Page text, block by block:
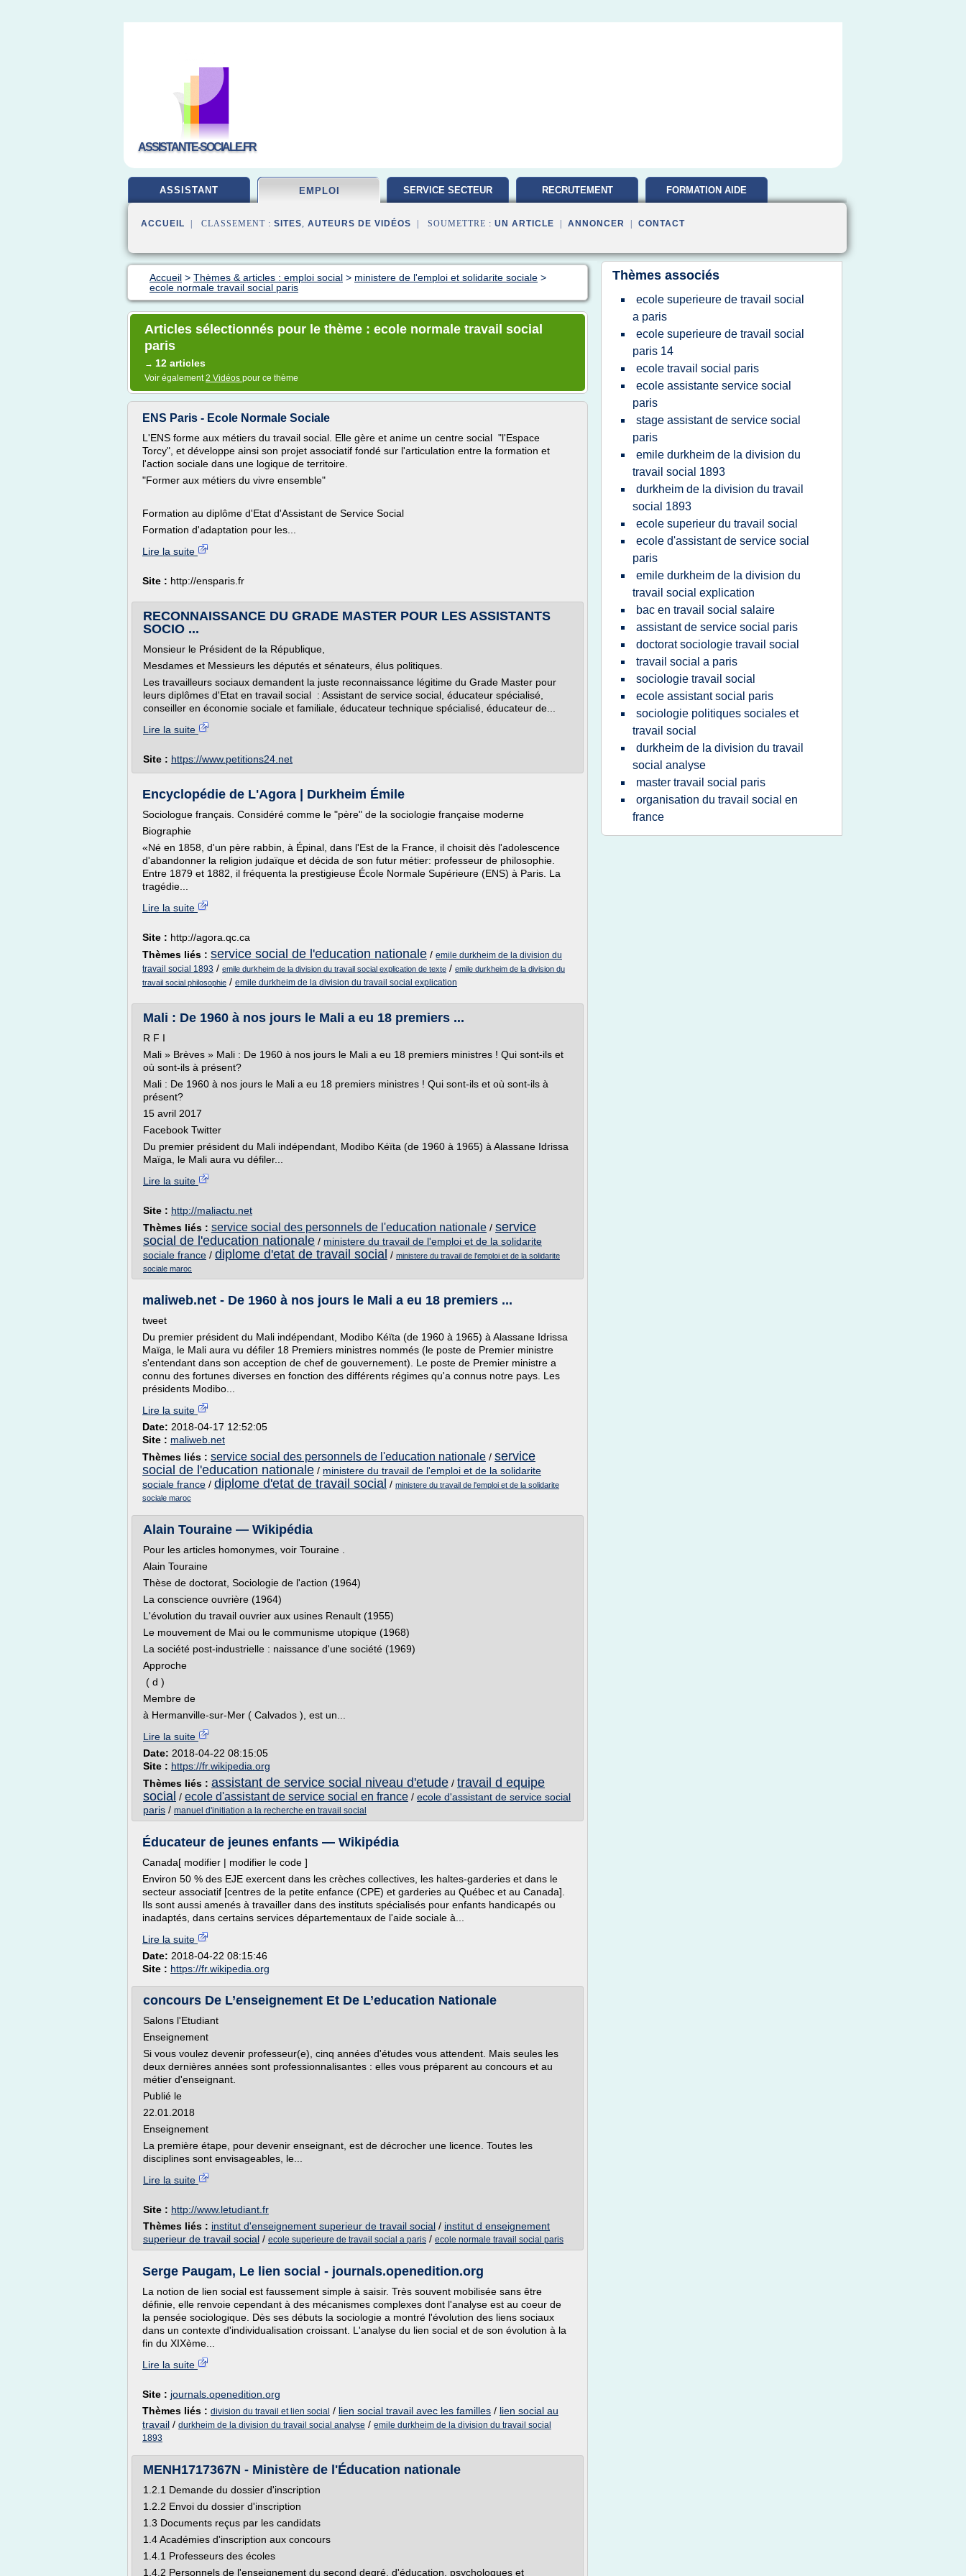
ASSISTANTE-SOCIALE.FR
ASSISTANT EMPLOI SERVICE SECTEUR RECRUTEMENT FORMATION AIDE
ACCUEIL | CLASSEMENT : SITES, AUTEURS DE VIDÉOS | SOUMETTRE : UN ARTICLE ANNONCER CONTACT
Accueil > Thèmes & articles : emploi social > ministere de l'emploi et solidarite sociale >
ecole normale travail social paris
Articles sélectionnés pour le thème : ecole normale travail social
paris
→ 12 articles
Voir également2 Vidéos pour ce thème
ENS Paris - Ecole Normale Sociale
L'ENS forme aux métiers du travail social. Elle gère et anime un centre social "l'Espace
Torcy", et développe ainsi son projet associatif fondé sur l'articulation entre la formation et
l'action sociale dans une logique de territoire.
"Former aux métiers du vivre ensemble"
Formation au diplôme d'Etat d'Assistant de Service Social
Formation d'adaptation pour les...
Lire la suite
Site : http://ensparis.fr
RECONNAISSANCE DU GRADE MASTER POUR LES ASSISTANTS
SOCIO ...
Monsieur le Président de la République,
Mesdames et Messieurs les députés et sénateurs, élus politiques.
Les travailleurs sociaux demandent la juste reconnaissance légitime du Grade Master pour
leurs diplômes d'Etat en travail social : Assistant de service social, éducateur spécialisé,
conseiller en économie sociale et familiale, éducateur technique spécialisé, éducateur de...
Lire la suite
Site : https://www.petitions24.net
Encyclopédie de L'Agora | Durkheim Émile
Sociologue français. Considéré comme le "père" de la sociologie française moderne
Biographie
«Né en 1858, d'un père rabbin, à Épinal, dans l'Est de la France, il choisit dès l'adolescence
d'abandonner la religion judaïque et décida de son futur métier: professeur de philosophie.
Entre 1879 et 1882, il fréquenta la prestigieuse École Normale Supérieure (ENS) à Paris. La
tragédie...
Lire la suite
Site : http://agora.qc.ca
Thèmes liés : service social de l'education nationale / emile durkheim de la division du
travail social 1893 / emile durkheim de la division du travail social explication de texte / emile durkheim de la division du
travail social philosophie / emile durkheim de la division du travail social explication
Mali : De 1960 à nos jours le Mali a eu 18 premiers ...
R F I
Mali » Brèves » Mali : De 1960 à nos jours le Mali a eu 18 premiers ministres ! Qui sont-ils et
où sont-ils à présent?
Mali : De 1960 à nos jours le Mali a eu 18 premiers ministres ! Qui sont-ils et où sont-ils à
présent?
15 avril 2017
Facebook Twitter
Du premier président du Mali indépendant, Modibo Kéïta (de 1960 à 1965) à Alassane Idrissa
Maïga, le Mali aura vu défiler...
Lire la suite
Site : http://maliactu.net
Thèmes liés : service social des personnels de l'education nationale / service
social de l'education nationale / ministere du travail de l'emploi et de la solidarite
sociale france / diplome d'etat de travail social / ministere du travail de l'emploi et de la solidarite
sociale maroc
maliweb.net - De 1960 à nos jours le Mali a eu 18 premiers ...
tweet
Du premier président du Mali indépendant, Modibo Kéïta (de 1960 à 1965) à Alassane Idrissa
Maïga, le Mali aura vu défiler 18 Premiers ministres nommés (le poste de Premier ministre
s'entendant dans son acception de chef de gouvernement). Le poste de Premier ministre a
connu des fortunes diverses en fonction des différents régimes qu'a connus notre pays. Les
présidents Modibo...
Lire la suite
Date: 2018-04-17 12:52:05
Site : maliweb.net
Thèmes liés : service social des personnels de l'education nationale / service
social de l'education nationale / ministere du travail de l'emploi et de la solidarite
sociale france / diplome d'etat de travail social / ministere du travail de l'emploi et de la solidarite
sociale maroc
Alain Touraine — Wikipédia
Pour les articles homonymes, voir Touraine .
Alain Touraine
Thèse de doctorat, Sociologie de l'action (1964)
La conscience ouvrière (1964)
L'évolution du travail ouvrier aux usines Renault (1955)
Le mouvement de Mai ou le communisme utopique (1968)
La société post-industrielle : naissance d'une société (1969)
Approche
( d )
Membre de
à Hermanville-sur-Mer ( Calvados ), est un...
Lire la suite
Date: 2018-04-22 08:15:05
Site : https://fr.wikipedia.org
Thèmes liés : assistant de service social niveau d'etude / travail d equipe
social / ecole d'assistant de service social en france / ecole d'assistant de service social
paris / manuel d'initiation a la recherche en travail social
Éducateur de jeunes enfants — Wikipédia
Canada[ modifier | modifier le code ]
Environ 50 % des EJE exercent dans les crèches collectives, les haltes-garderies et dans le
secteur associatif [centres de la petite enfance (CPE) et garderies au Québec et au Canada].
Ils sont aussi amenés à travailler dans des instituts spécialisés pour enfants handicapés ou
inadaptés, dans certains services départementaux de l'aide sociale à...
Lire la suite
Date: 2018-04-22 08:15:46
Site : https://fr.wikipedia.org
concours De L’enseignement Et De L’education Nationale
Salons l'Etudiant
Enseignement
Si vous voulez devenir professeur(e), cinq années d'études vous attendent. Mais seules les
deux dernières années sont professionnalisantes : elles vous préparent au concours et au
métier d'enseignant.
Publié le
22.01.2018
Enseignement
La première étape, pour devenir enseignant, est de décrocher une licence. Toutes les
disciplines sont envisageables, le...
Lire la suite
Site : http://www.letudiant.fr
Thèmes liés : institut d'enseignement superieur de travail social / institut d enseignement
superieur de travail social / ecole superieure de travail social a paris / ecole normale travail social paris
Serge Paugam, Le lien social - journals.openedition.org
La notion de lien social est faussement simple à saisir. Très souvent mobilisée sans être
définie, elle renvoie cependant à des mécanismes complexes dont l'analyse est au coeur de
la pensée sociologique. Dès ses débuts la sociologie a montré l'évolution des liens sociaux
dans un contexte d'individualisation croissant. L'analyse du lien social et de son évolution à la
fin du XIXème...
Lire la suite
Site : journals.openedition.org
Thèmes liés : division du travail et lien social / lien social travail avec les familles / lien social au
travail / durkheim de la division du travail social analyse / emile durkheim de la division du travail social
1893
MENH1717367N - Ministère de l'Éducation nationale
1.2.1 Demande du dossier d'inscription
1.2.2 Envoi du dossier d'inscription
1.3 Documents reçus par les candidats
1.4 Académies d'inscription aux concours
1.4.1 Professeurs des écoles
1.4.2 Personnels de l'enseignement du second degré, d'éducation, psychologues et
Thèmes associés
ecole superieure de travail social
a paris
ecole superieure de travail social
paris 14
ecole travail social paris
ecole assistante service social
paris
stage assistant de service social
paris
emile durkheim de la division du
travail social 1893
durkheim de la division du travail
social 1893
ecole superieur du travail social
ecole d'assistant de service social
paris
emile durkheim de la division du
travail social explication
bac en travail social salaire
assistant de service social paris
doctorat sociologie travail social
travail social a paris
sociologie travail social
ecole assistant social paris
sociologie politiques sociales et
travail social
durkheim de la division du travail
social analyse
master travail social paris
organisation du travail social en
france